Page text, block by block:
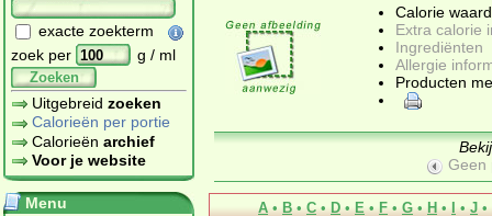
exacte zoekterm
zoek per
g / ml
Zoeken
Uitgebreid zoeken
Calorieën per portie
Calorieën archief
Voor je website
Menu
Calorie
Extra calorie
Ingrediënten
Allergie
Producten
Geen
A • B • C • D • E • F • G • H • I • J •